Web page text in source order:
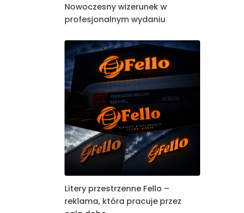
Nowoczesny wizerunek w
profesjonalnym wydaniu
Litery przestrzenne Fello –
reklama, która pracuje przez